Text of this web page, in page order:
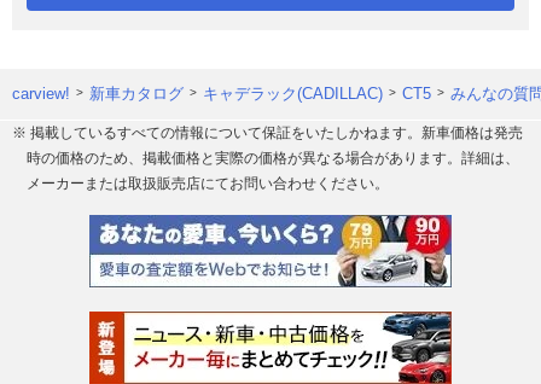
carview! 新車カタログ キャデラック(CADILLAC) CT5 みんなの質
※ 掲載しているすべての情報について保証をいたしかねます。新車価格は発売
時の価格のため、掲載価格と実際の価格が異なる場合があります。詳細は、
メーカーまたは取扱販売店にてお問い合わせください。